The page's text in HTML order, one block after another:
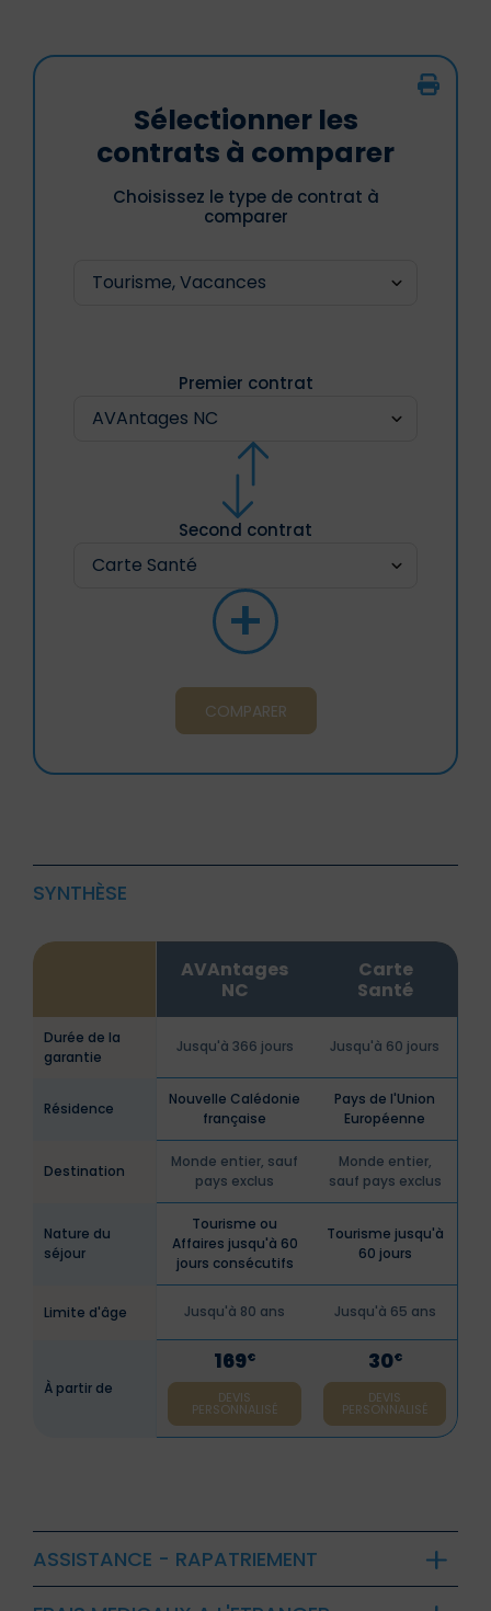
Sélectionner les
contrats à comparer
Choisissez le type de contrat à
comparer
Premier contrat
Second contrat
+
COMPARER
SYNTHÈSE
AVAntages
NC
Carte
Santé
Durée de la
garantie
Jusqu'à 366 jours Jusqu'à 60 jours
Résidence
Nouvelle Calédonie
française
Pays de l'Union
Européenne
Destination
Monde entier, sauf
pays exclus
Monde entier,
sauf pays exclus
Nature du
séjour
Tourisme ou
Affaires jusqu'à 60
jours consécutifs
Tourisme jusqu'à
60 jours
Limite d'âge Jusqu'à 80 ans Jusqu'à 65 ans
À partir de
169€
DEVIS
PERSONNALISÉ
30€
DEVIS
PERSONNALISÉ
ASSISTANCE - RAPATRIEMENT